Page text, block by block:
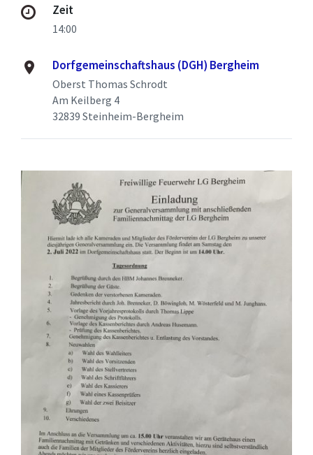
Zeit
14:00
Dorfgemeinschaftshaus (DGH) Bergheim
Oberst Thomas Schrodt
Am Keilberg 4
32839 Steinheim-Bergheim